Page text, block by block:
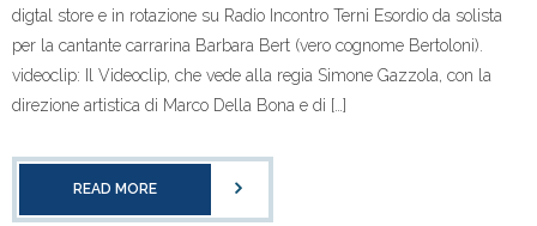
digtal store e in rotazione su Radio Incontro Terni Esordio da solista
per la cantante carrarina Barbara Bert (vero cognome Bertoloni).
videoclip: Il Videoclip, che vede alla regia Simone Gazzola, con la
direzione artistica di Marco Della Bona e di […]
READ MORE